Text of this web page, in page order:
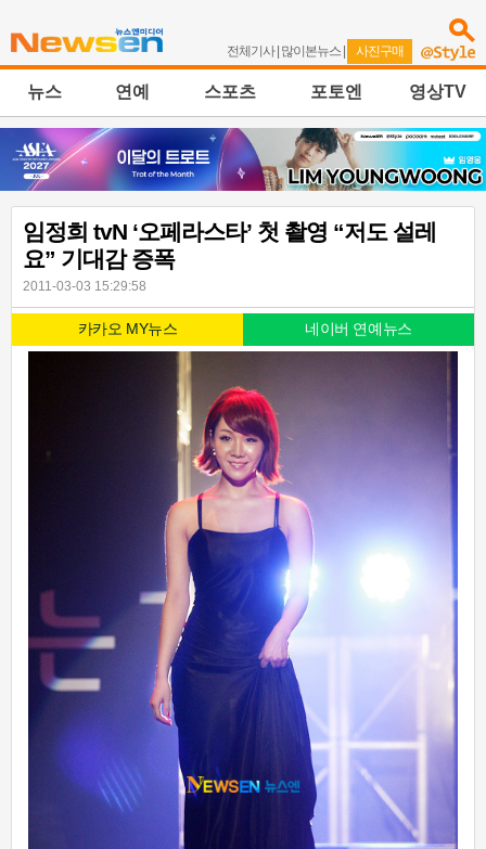
전체기사| 많이본뉴스 | 사진구매
뉴스 연예 스포츠 포토엔 영상TV
임정희 tvN ‘오페라스타’ 첫 촬영 “저도 설레
요” 기대감 증폭
2011-03-03 15:29:58
카카오 MY뉴스 네이버 연예뉴스